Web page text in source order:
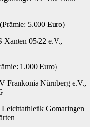
5.000 Euro)
Xanten 05/22 e.V.,
1.000 Euro)
Frankonia Nürnberg e.V.,
Gomaringen